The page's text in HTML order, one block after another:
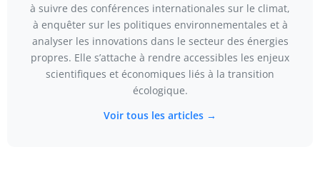
à suivre des conférences internationales sur le climat,
à enquêter sur les politiques environnementales et à
analyser les innovations dans le secteur des énergies
propres. Elle s’attache à rendre accessibles les enjeux
scientifiques et économiques liés à la transition
écologique.
Voir tous les articles →